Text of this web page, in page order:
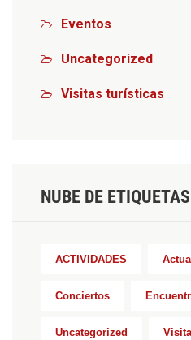
Eventos
Uncategorized
Visitas turísticas
NUBE DE ETIQUETAS
ACTIVIDADES
Conciertos
Uncategorized